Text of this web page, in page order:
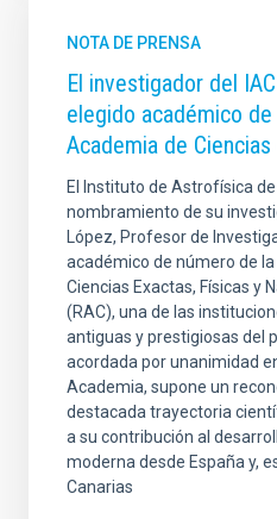
NOTA DE PRENSA
El investigador del
elegido académico
Academia de
El Instituto de Astrofísica
nombramiento de su
López, Profesor de
académico de número de
Ciencias Exactas, Físicas y
(RAC), una de las
antiguas y prestigiosas del
acordada por unanimidad
Academia, supone un
destacada trayectoria
a su contribución al
moderna desde España y,
Canarias